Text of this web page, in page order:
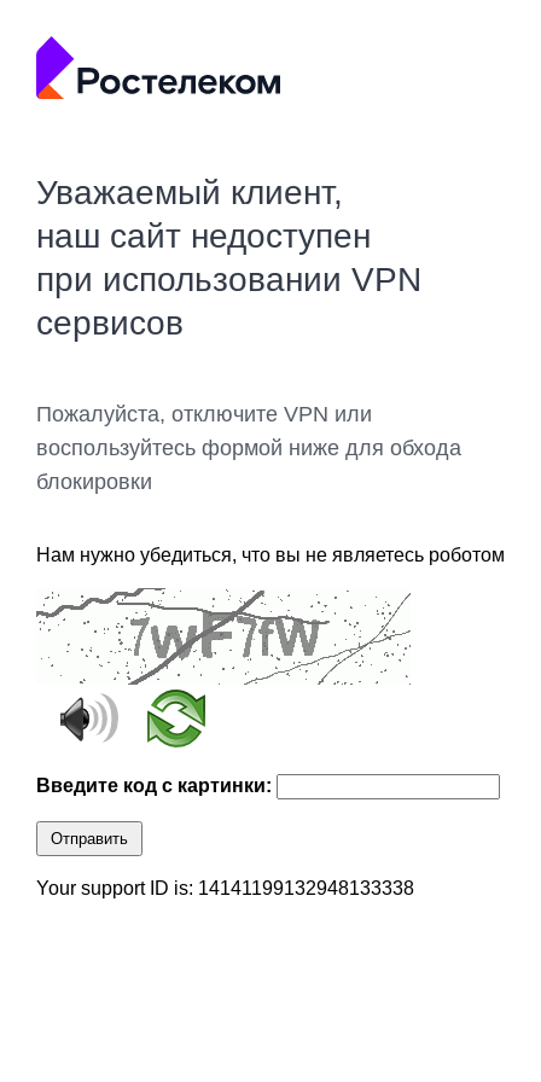
Уважаемый клиент,
наш сайт недоступен
при использовании VPN
сервисов
Пожалуйста, отключите VPN или
воспользуйтесь формой ниже для обхода
блокировки
Нам нужно убедиться, что вы не являетесь роботом
Введите код с картинки:
Отправить
Your support ID is: 14141199132948133338